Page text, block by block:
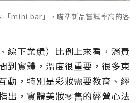
「mini bar」，瞄準新品嘗試率高的客
線下業績）比例上來看，消費
到實體，溫度很重要，很多東
動，特別是彩妝需要教育、經
出，實體美妝零售的經營心法